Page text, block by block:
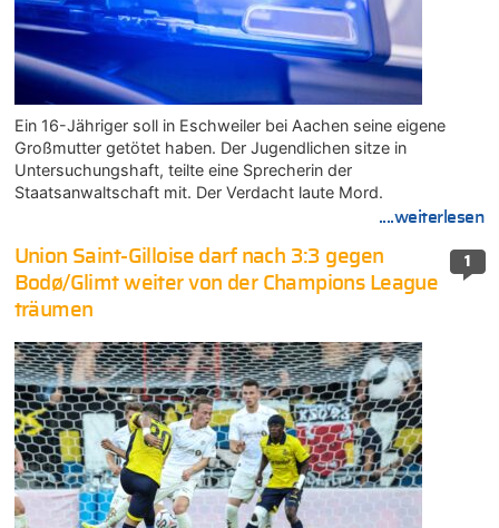
Ein 16-Jähriger soll in Eschweiler bei Aachen seine eigene
Großmutter getötet haben. Der Jugendlichen sitze in
Untersuchungshaft, teilte eine Sprecherin der
Staatsanwaltschaft mit. Der Verdacht laute Mord.
....weiterlesen
1
Union Saint-Gilloise darf nach 3:3 gegen
Bodø/Glimt weiter von der Champions League
träumen